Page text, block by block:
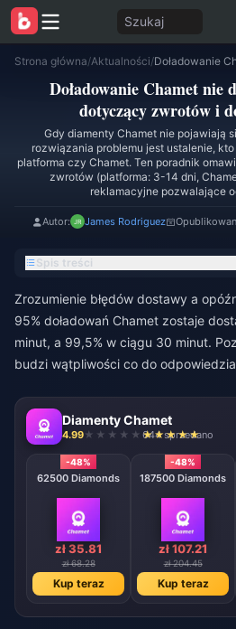
Szukaj
Strona główna/Aktualności/
Doładowanie Chamet nie
dotyczący zwrotów i
Gdy diamenty Chamet nie pojawiają
rozwiązania problemu jest ustalenie,
platforma czy Chamet. Ten poradnik
zwrotów (platforma: 3-14 dni,
reklamacyjne pozwalające
Autor: James Rodriguez
Spis treści
Zrozumienie błędów dostawy a
95% doładowań Chamet zostaje
minut, a 99,5% w ciągu 30 minut.
budzi wątpliwości co do
Diamenty Chamet
4.99 644 sprzedano
-48%
62500 Diamonds
zł 35.81
zł 68.28
Kup teraz
-48%
187500 Diamonds
zł 107.21
zł 204.45
Kup teraz